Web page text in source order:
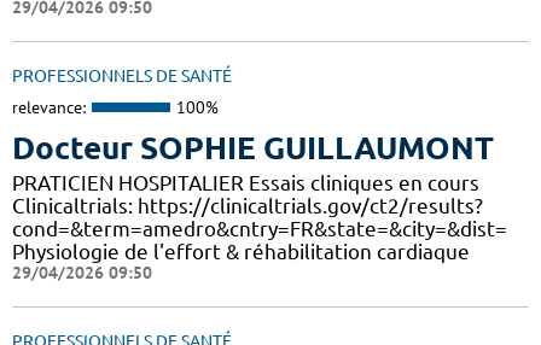
29/04/2026 09:50
PROFESSIONNELS DE SANTÉ
relevance: 100%
Docteur SOPHIE GUILLAUMONT
PRATICIEN HOSPITALIER Essais cliniques en cours
Clinicaltrials: https://clinicaltrials.gov/ct2/results?
cond=&term=amedro&cntry=FR&state=&city=&dist=
Physiologie de l'effort & réhabilitation cardiaque
29/04/2026 09:50
PROFESSIONNELS DE SANTÉ